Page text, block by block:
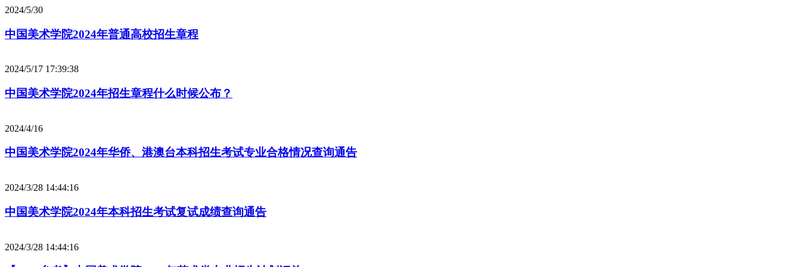
2024/5/30
中国美术学院2024年普通高校招生章程
2024/5/17 17:39:38
中国美术学院2024年招生章程什么时候公布？
2024/4/16
中国美术学院2024年华侨、港澳台本科招生考试专业合格情况查询通告
2024/3/28 14:44:16
中国美术学院2024年本科招生考试复试成绩查询通告
2024/3/28 14:44:16